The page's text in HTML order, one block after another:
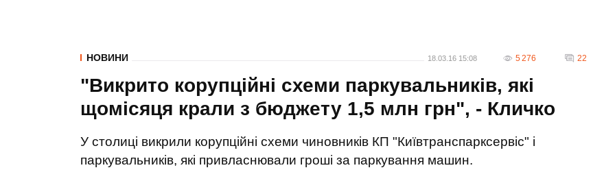
НОВИНИ 18.03.16 15:08 5 276 22
"Викрито корупційні схеми паркувальників, які
щомісяця крали з бюджету 1,5 млн грн", - Кличко
У столиці викрили корупційні схеми чиновників КП "Київтранспарксервіс" і
паркувальників, які привласнювали гроші за паркування машин.